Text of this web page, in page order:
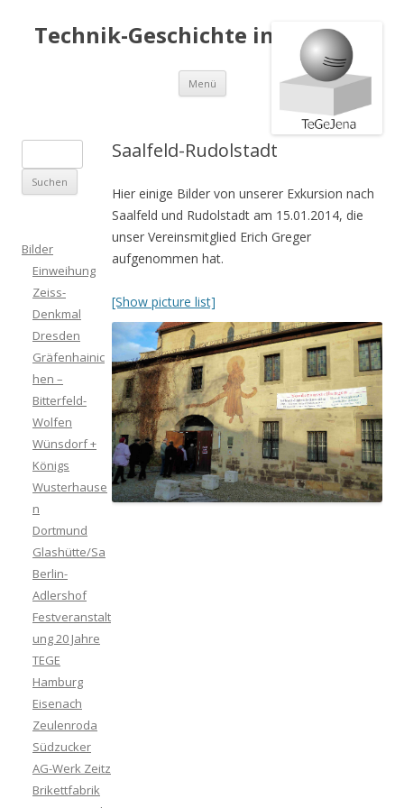
Technik-Geschichte in Jena e.V.
Menü Springe
Inhalt
Saalfeld-Rudolstadt
Hier einige Bilder von unserer Exkursion nach
Saalfeld und Rudolstadt am 15.01.2014, die
unser Vereinsmitglied Erich Greger
aufgenommen hat.
[Show picture list]
u
c
n
Bilder
Einweihung
Zeiss-
Denkmal
Dresden
Gräfenhainic
hen –
Bitterfeld-
Wolfen
Wünsdorf +
Königs
Wusterhause
n
Dortmund
Glashütte/Sa
Berlin-
Adlershof
Festveranstalt
ung 20 Jahre
TEGE
Hamburg
Eisenach
Zeulenroda
Südzucker
AG-Werk Zeitz
Brikettfabrik